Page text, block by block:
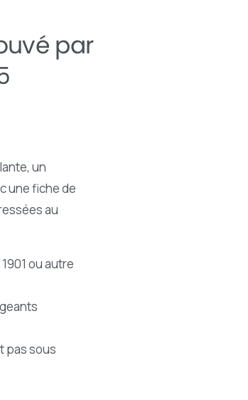
par
un
une fiche de
au
ou autre
pas sous